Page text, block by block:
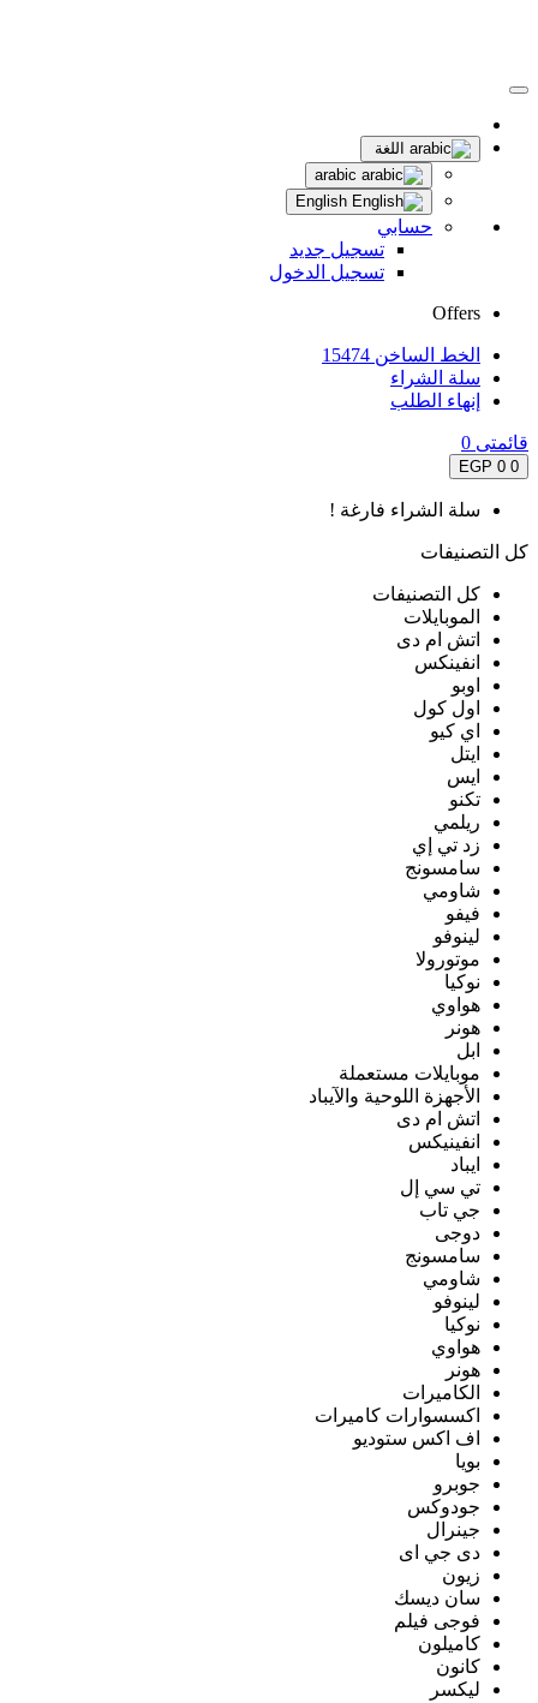
اللغة
حسابي
تسجيل جديد
تسجيل الدخول
Offers
الخط الساخن 15474
سلة الشراء
إنهاء الطلب
قائمتى 0
0
0 EGP
سلة الشراء فارغة !
كل التصنيفات
كل التصنيفات
الموبايلات
اتش ام دى
انفينكس
اوبو
اول كول
اي كيو
ايتل
ايس
تكنو
ريلمي
زد تي إي
سامسونج
شاومي
فيفو
لينوفو
موتورولا
نوكيا
هواوي
هونر
ابل
موبايلات مستعملة
الأجهزة اللوحية والآيباد
اتش ام دى
انفينيكس
ايباد
تي سي إل
جي تاب
دوجى
سامسونج
شاومي
لينوفو
نوكيا
هواوي
هونر
الكاميرات
اكسسوارات كاميرات
اف اكس ستوديو
بويا
جوبرو
جودوكس
جينرال
دى جي اى
زيون
سان ديسك
فوجى فيلم
كاميلون
كانون
ليكسر